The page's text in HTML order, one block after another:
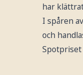
har
I spåren
och
Spotpriset